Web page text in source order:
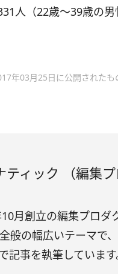
人（22歳～39歳の男
年03月25日に公開されたも
ティック （編集プ
月創立の編集プロダ
般の幅広いテーマで
記事を執筆しています